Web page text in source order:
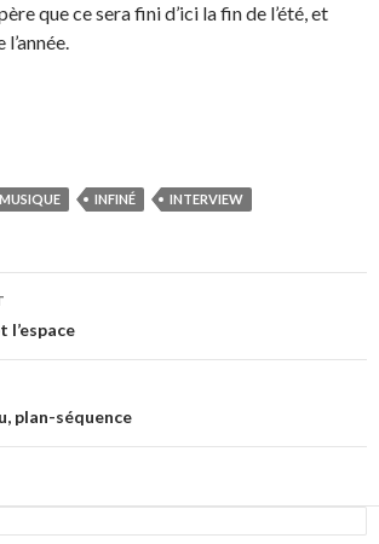
que ce sera fini d’ici la fin de l’été, et
INFINÉ INTERVIEW
l’espace
plan-séquence